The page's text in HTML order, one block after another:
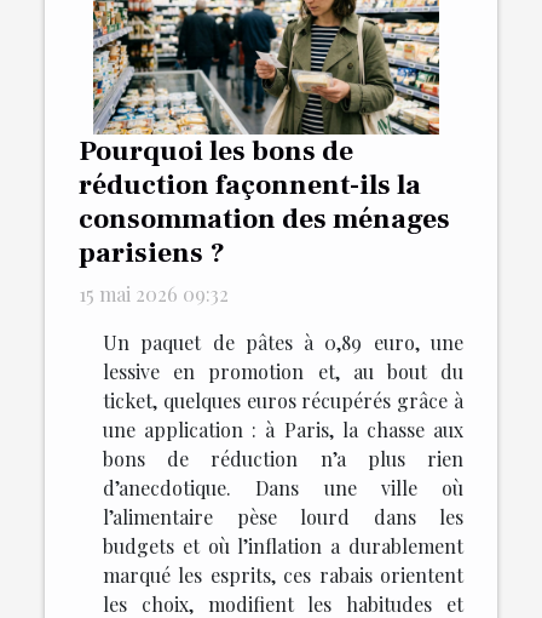
Pourquoi les bons de
réduction façonnent-ils la
consommation des ménages
parisiens ?
15 mai 2026 09:32
Un paquet de pâtes à 0,89 euro, une
lessive en promotion et, au bout du
ticket, quelques euros récupérés grâce à
une application : à Paris, la chasse aux
bons de réduction n’a plus rien
d’anecdotique. Dans une ville où
l’alimentaire pèse lourd dans les
budgets et où l’inflation a durablement
marqué les esprits, ces rabais orientent
les choix, modifient les habitudes et